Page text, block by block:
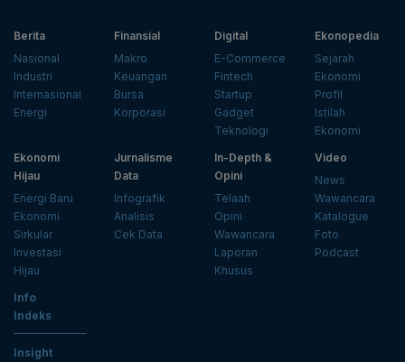
Berita
Nasional
Industri
Internasional
Energi
Finansial
Makro
Keuangan
Bursa
Korporasi
Digital
E-Commerce
Fintech
Startup
Gadget
Teknologi
Ekonopedia
Sejarah
Ekonomi
Profil
Istilah
Ekonomi
Ekonomi
Hijau
Energi Baru
Ekonomi
Sirkular
Investasi
Hijau
Jurnalisme
Data
Infografik
Analisis
Cek Data
In-Depth &
Opini
Telaah
Opini
Wawancara
Laporan
Khusus
Video
News
Wawancara
Katalogue
Foto
Podcast
Info
Indeks
Insight